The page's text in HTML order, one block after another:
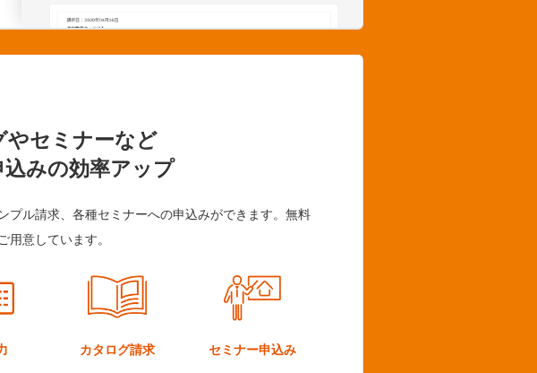
やセミナーなど
込みの効率アップ
プル請求、各種セミナーへの申込みができます。無料
用意しています。
カタログ請求 セミナー申込み